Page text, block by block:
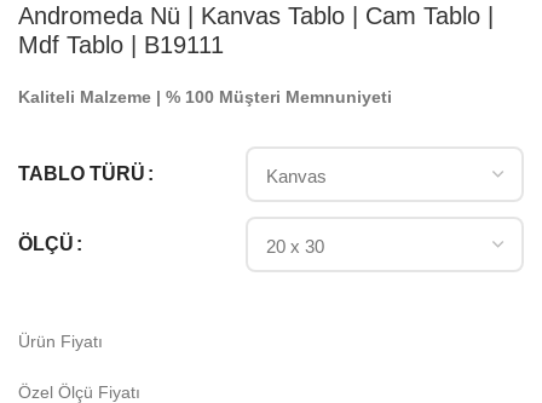
Andromeda Nü | Kanvas Tablo | Cam Tablo |
Mdf Tablo | B19111
Kaliteli Malzeme | % 100 Müşteri Memnuniyeti
TABLO TÜRÜ
ÖLÇÜ
Ürün Fiyatı
Özel Ölçü Fiyatı